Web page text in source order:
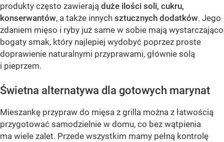
produkty często zawierają duże ilości soli, cukru,
konserwantów, a także innych sztucznych dodatków. Jego
zdaniem mięso i ryby już same w sobie mają wystarczająco
bogaty smak, który najlepiej wydobyć poprzez proste
doprawienie naturalnymi przyprawami, głównie solą
i pieprzem.
Świetna alternatywa dla gotowych marynat
Mieszankę przypraw do mięsa z grilla można z łatwością
przygotować samodzielnie w domu, co bez wątpienia
ma wiele zalet. Przede wszystkim mamy pełną kontrolę